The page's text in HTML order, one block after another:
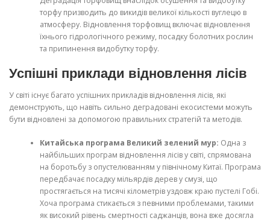
торфу призводить до викидів великої кількості вуглецю в
атмосферу. Відновлення торфовищ включає відновлення
їхнього гідрологічного режиму, посадку болотних рослин
та припинення видобутку торфу.
Успішні приклади відновлення лісів
У світі існує багато успішних прикладів відновлення лісів, які
демонструють, що навіть сильно деградовані екосистеми можуть
бути відновлені за допомогою правильних стратегій та методів.
Китайська програма Великий зелений мур: Одна з
найбільших програм відновлення лісів у світі, спрямована
на боротьбу з опустелюванням у північному Китаї. Програма
передбачає посадку мільярдів дерев у смузі, що
простягається на тисячі кілометрів уздовж краю пустелі Гобі.
Хоча програма стикається з певними проблемами, такими
як високий рівень смертності саджанців, вона вже досягла